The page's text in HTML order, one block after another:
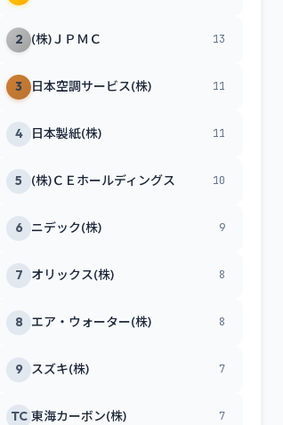
2 (株)ＪＰＭＣ 13
3 日本空調サービス(株) 11
4 日本製紙(株) 11
5 (株)ＣＥホールディングス 10
6 ニデック(株) 9
7 オリックス(株) 8
8 エア・ウォーター(株) 8
9 スズキ(株) 7
TC 東海カーボン(株) 7